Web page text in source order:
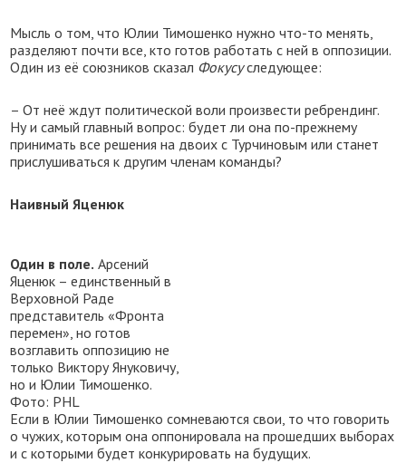
Мысль о том, что Юлии Тимошенко нужно что-то менять,
разделяют почти все, кто готов работать с ней в оппозиции.
Один из её союзников сказал Фокусуследующее:
– От неё ждут политической воли произвести ребрендинг.
Ну и самый главный вопрос: будет ли она по-прежнему
принимать все решения на двоих с Турчиновым или станет
прислушиваться к другим членам команды?
Наивный Яценюк
Один в поле. Арсений
Яценюк – единственный в
Верховной Раде
представитель «Фронта
перемен», но готов
возглавить оппозицию не
только Виктору Януковичу,
но и Юлии Тимошенко.
Фото: PHL
Если в Юлии Тимошенко сомневаются свои, то что говорить
о чужих, которым она оппонировала на прошедших выборах
и с которыми будет конкурировать на будущих.